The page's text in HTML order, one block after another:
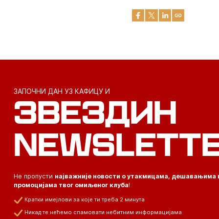
ЗАПОЧНИ ДАН УЗ КАФИЦУ И
ЗВЕЗДИН
Не пропусти најважније новости о утакмицама, дешавањима
промоцијама твог омиљеног клуба!
Кратки имејлови за које ти треба 2 минута
Никад те нећемо спамовати небитним информацијама